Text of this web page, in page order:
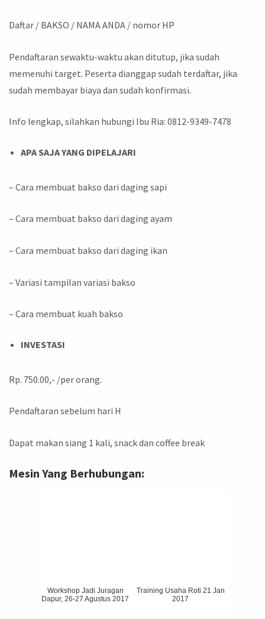
Daftar / BAKSO / NAMA ANDA / nomor HP
Pendaftaran sewaktu-waktu akan ditutup, jika sudah
memenuhi target. Peserta dianggap sudah terdaftar, jika
sudah membayar biaya dan sudah konfirmasi.
Info lengkap, silahkan hubungi Ibu Ria: 0812-9349-7478
APA SAJA YANG DIPELAJARI
– Cara membuat bakso dari daging sapi
– Cara membuat bakso dari daging ayam
– Cara membuat bakso dari daging ikan
– Variasi tampilan variasi bakso
– Cara membuat kuah bakso
INVESTASI
Rp. 750.00,- /per orang.
Pendaftaran sebelum hari H
Dapat makan siang 1 kali, snack dan coffee break
Mesin Yang Berhubungan:
Workshop Jadi Juragan
Dapur, 26-27 Agustus 2017
Training Usaha Roti 21 Jan
2017